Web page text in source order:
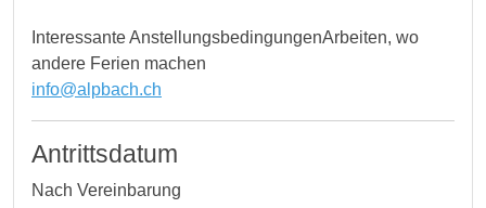
Interessante AnstellungsbedingungenArbeiten, wo
andere Ferien machen
info@alpbach.ch
Antrittsdatum
Nach Vereinbarung